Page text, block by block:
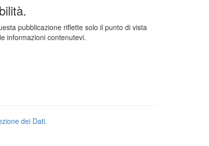
pubblicazione riflette solo il punto di vista
informazioni contenutevi.
dei Dati.